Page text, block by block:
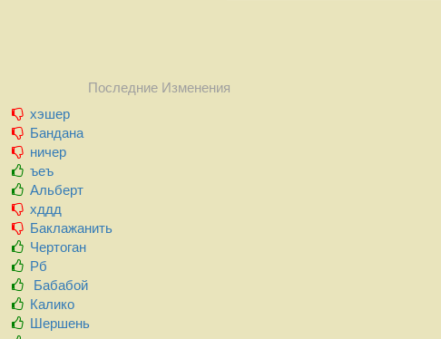
Последние Изменения
хэшер
Бандана
ничер
ъеъ
Альберт
хддд
Баклажанить
Чертоган
Рб
Бабабой
Калико
Шершень